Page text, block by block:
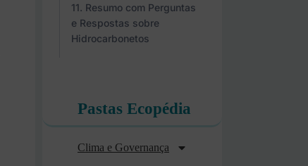
Resumo com Perguntas
e Respostas sobre
Hidrocarbonetos
Pastas Ecopédia
Clima e Governança